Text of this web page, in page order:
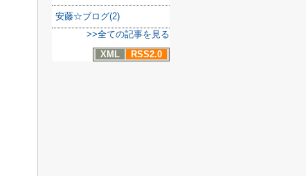
安藤☆ブログ(2)
>>全ての記事を見る
XML
RSS2.0